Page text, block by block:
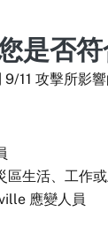
是否
11 攻擊所影
區生活、工作
應變人員